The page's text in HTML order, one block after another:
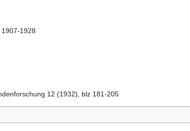
1928
12 (1932), blz 181-205